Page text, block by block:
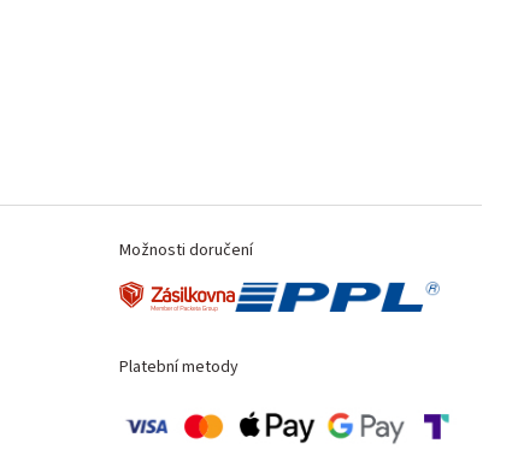
Možnosti doručení
Platební metody